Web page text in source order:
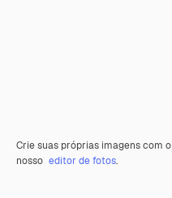
Crie suas próprias imagens com o
nosso editor de fotos.